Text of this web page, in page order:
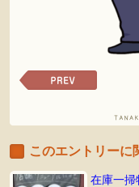
前
の
ー
このエントリーに
在庫一掃